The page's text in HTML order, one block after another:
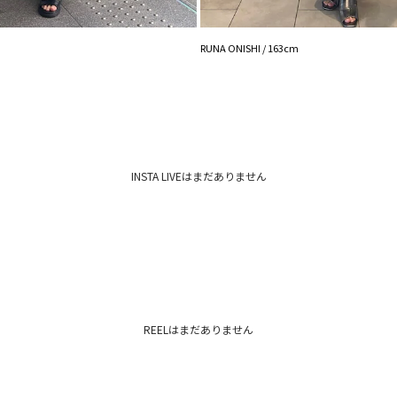
RUNA ONISHI / 163cm
INSTA LIVEはまだありません
REELはまだありません